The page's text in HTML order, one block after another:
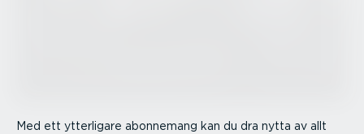
Med ett ytterligare abonnemang kan du dra nytta av allt